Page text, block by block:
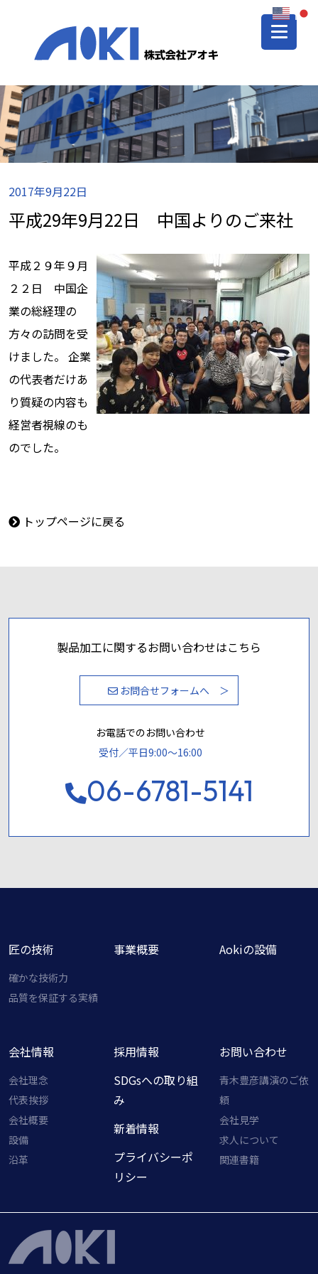
2017年9月22日
平成29年9月22日 中国よりのご来社
平成２９年９月
２２日 中国企
業の総経理の
方々の訪問を受
けました。 企業
の代表者だけあ
り質疑の内容も
経営者視線のも
のでした。
トップページに戻る
製品加工に関するお問い合わせはこちら
お問合せフォームへ
お電話でのお問い合わせ
受付／平日9:00〜16:00
06-6781-5141
匠の技術
確かな技術力
品質を保証する実績
事業概要 Aokiの設備
会社情報
会社理念
代表挨拶
会社概要
設備
沿革
採用情報
SDGsへの取り組
み
新着情報
プライバシーポ
リシー
お問い合わせ
青木豊彦講演のご依
頼
会社見学
求人について
関連書籍